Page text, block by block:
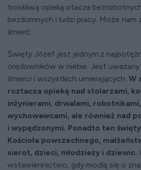
troskliwą opieką otacza
bezdomnych i ludzi pracy. Może nam
śmierć.
Święty Józef jest jednym z
orędowników w niebie. Jest
śmierci i wszystkich umierających. W
roztacza opiekę nad stolarzami,
inżynierami, drwalami,
wychowawcami, ale również nad
i wypędzonymi. Ponadto ten
Kościoła powszechnego,
sierot, dzieci, młodzieży i dziewic.
wstawiennictwo, gdy modlą się o